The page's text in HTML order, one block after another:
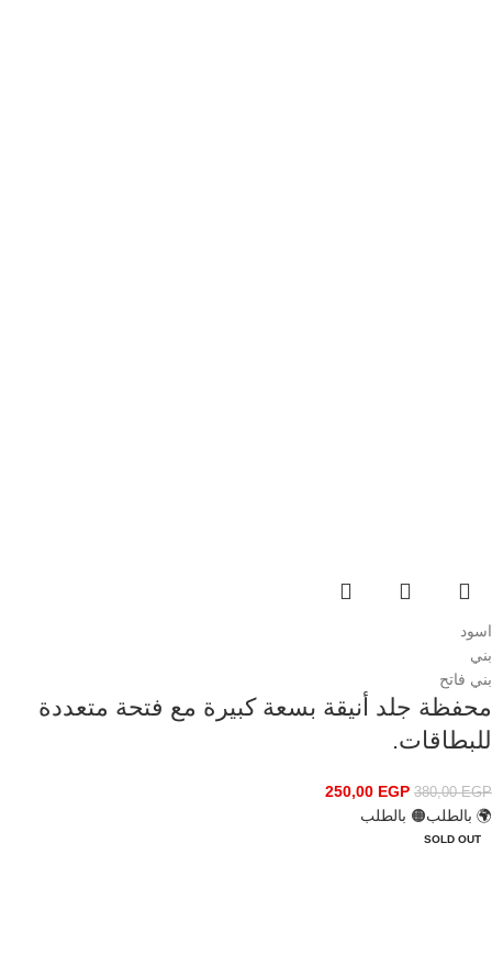
اسود
بني
بني فاتح
محفظة جلد أنيقة بسعة كبيرة مع فتحة متعددة
للبطاقات.
380,00EGP
250,00 EGP
🌍 بالطلب🟠 بالطلب
SOLD OUT